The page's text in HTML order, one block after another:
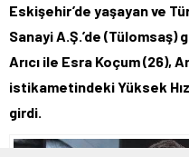
Eskişehir’de yaşayan ve
Sanayi A.Ş.’de (Tülomsaş)
Arıcı ile Esra Koçum (26),
istikametindeki Yüksek
girdi.